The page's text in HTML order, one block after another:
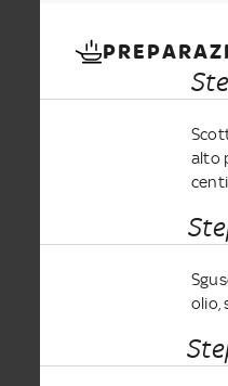
alto
olio,